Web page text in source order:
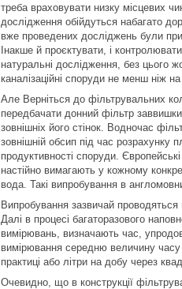
треба враховувати низку місцевих
дослідження обійдуться набагато
вже проведених досліджень були
Інакше й проєктувати, і
натуральні дослідження, без цього
каналізаційні споруди не менш ніж
Але Верніться до фільтрувальних
передбачати донний фільтр
зовнішніх його стінок. Водночас
зовнішній обсип під час
продуктивності споруди.
настійно вимагають у кожному
вода. Такі випробування в
Випробування зазвичай
Далі в процесі багаторазового
вимірювань, визначають час,
вимірювання середню величину
практиці або літри на добу через
Очевидно, що в конструкції